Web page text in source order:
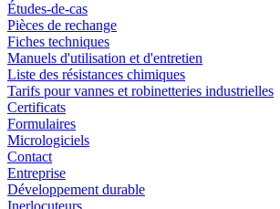
Études-de-cas
Pièces de rechange
Fiches techniques
Manuels d'utilisation et d'entretien
Liste des résistances chimiques
Tarifs pour vannes et robinetteries industrielles
Certificats
Formulaires
Micrologiciels
Contact
Entreprise
Développement durable